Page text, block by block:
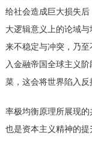
给社会造成巨大损失
大逻辑意义上的论域
来不稳定与冲突，乃
入金融帝国全球主义
菜，这会将世界陷入反
率极均衡原理所展现
也是资本主义精神的